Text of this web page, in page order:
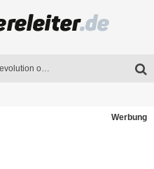
KI im Bildungswesen: Revolution oder Risiko für Schulen und Universitäten?
Werbung